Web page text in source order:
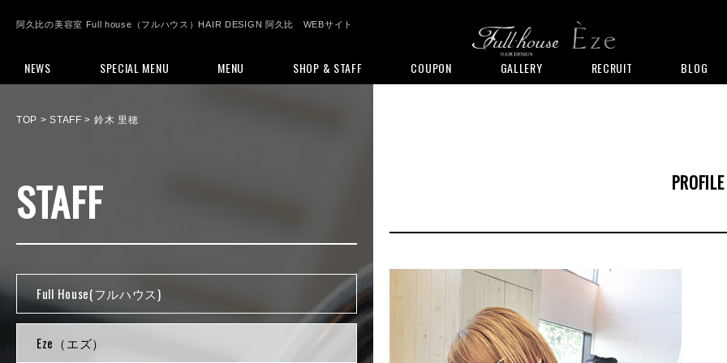
阿久比の美容室 Full house（フルハウス）HAIR DESIGN 阿久比 WEBサイト
NEWS SPECIAL MENU MENU SHOP & STAFF COUPON GALLERY RECRUIT BLOG
TOP > STAFF > 鈴木 里穂
STAFF
Full House(フルハウス)
Eze（エズ）
PROFILE